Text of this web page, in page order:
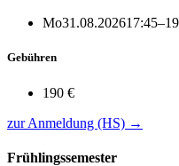
Mo31.08.2026
Gebühren
190 €
zur Anmeldung (HS) →
Frühlingssemester